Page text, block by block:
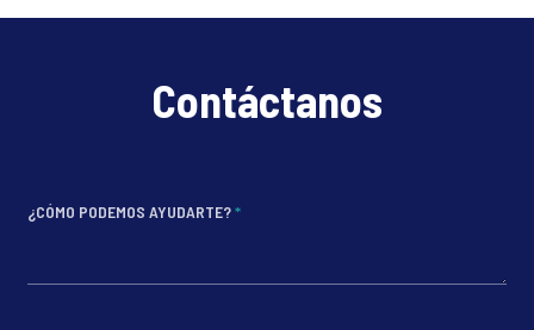
Contáctanos
¿CÓMO PODEMOS AYUDARTE?*